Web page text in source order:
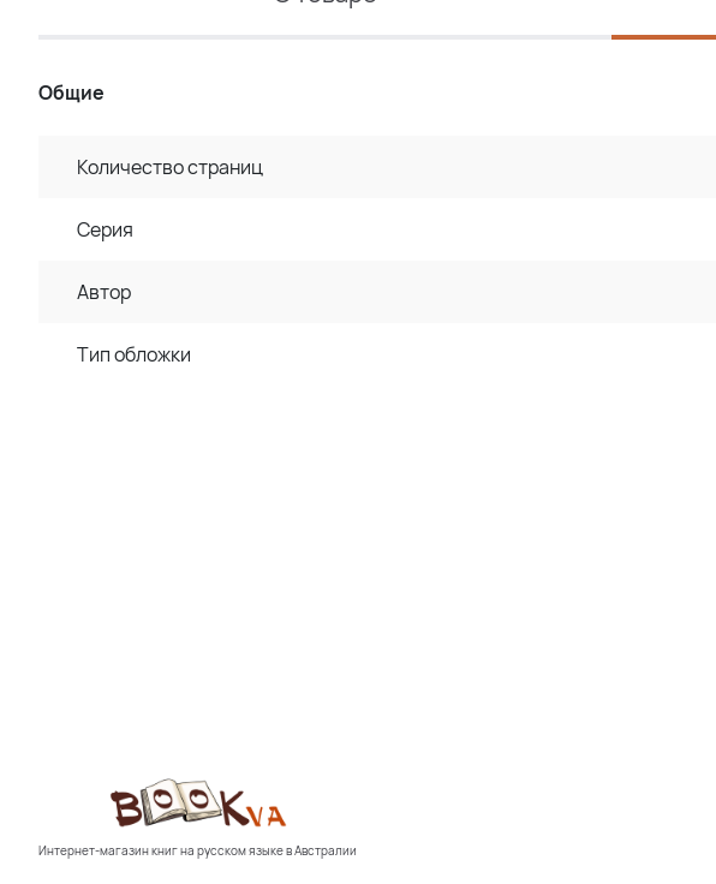
Общие
Количество страниц
Серия
Автор
Тип обложки
Интернет-магазин книг на русском языке в Австралии